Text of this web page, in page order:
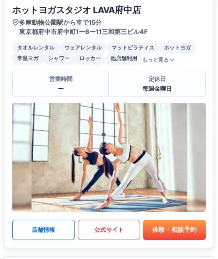
ホットヨガスタジオ LAVA府中店
多摩動物公園駅から車で15分
東京都府中市府中町1ー6ー11三和第三ビル4F
タオルレンタル ウェアレンタル マットピラティス
ホットヨガ
常温ヨガ
シャワー ロッカー 他店舗利用 もっと見る
営業時間
ー
定休日
毎週金曜日
店舗情報 公式サイト 体験・相談予約